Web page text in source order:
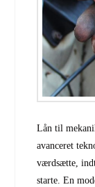
Lån til
avanceret
værdsætte,
starte. En